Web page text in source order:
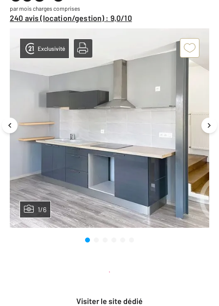
par mois charges comprises
240 avis (location/gestion) : 9,0/10
1/6
Exclusivité
Visiter le site dédié